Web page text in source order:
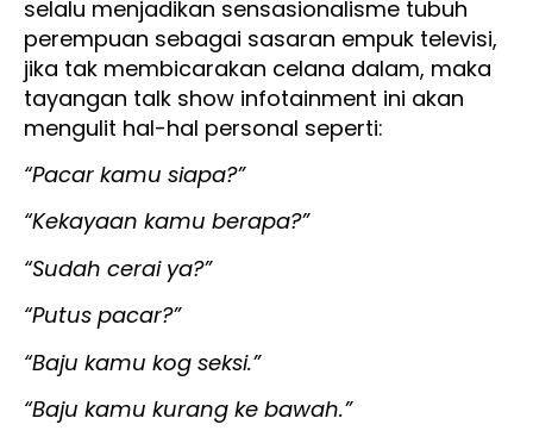
selalu menjadikan sensasionalisme tubuh
perempuan sebagai sasaran empuk televisi,
jika tak membicarakan celana dalam, maka
tayangan talk show infotainment ini akan
mengulit hal-hal personal seperti:
“Pacar kamu siapa?”
“Kekayaan kamu berapa?”
“Sudah cerai ya?”
“Putus pacar?”
“Baju kamu kog seksi.”
“Baju kamu kurang ke bawah.”